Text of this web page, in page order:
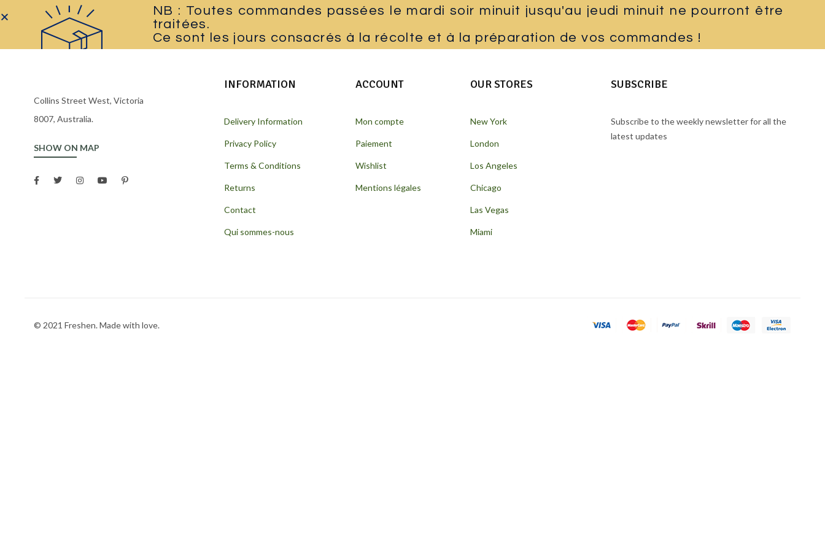
Collins Street West, Victoria
8007, Australia.
SHOW ON MAP
INFORMATION
Delivery Information
Privacy Policy
Terms & Conditions
Returns
Contact
Qui sommes-nous
ACCOUNT
Mon compte
Paiement
Wishlist
Mentions légales
OUR STORES
New York
London
Los Angeles
Chicago
Las Vegas
Miami
SUBSCRIBE
Subscribe to the weekly newsletter for all the
latest updates
© 2021 Freshen. Made with love.
NB : Toutes commandes passées le mardi soir minuit jusqu'au jeudi minuit ne pourront être
traitées.
Ce sont les jours consacrés à la récolte et à la préparation de vos commandes !